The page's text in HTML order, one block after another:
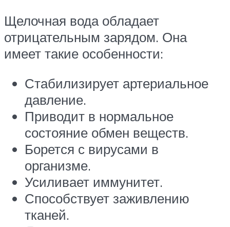
Щелочная вода обладает
отрицательным зарядом. Она
имеет такие особенности:
Стабилизирует артериальное
давление.
Приводит в нормальное
состояние обмен веществ.
Борется с вирусами в
организме.
Усиливает иммунитет.
Способствует заживлению
тканей.